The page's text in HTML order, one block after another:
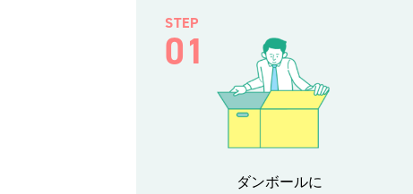
STEP
01
ダンボールに